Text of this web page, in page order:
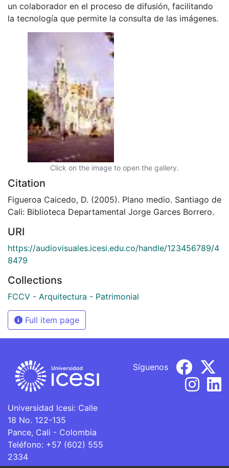
un colaborador en el proceso de difusión, facilitando
la tecnología que permite la consulta de las imágenes.
Click on the image to open the gallery.
Citation
Figueroa Caicedo, D. (2005). Plano medio. Santiago de
Cali: Biblioteca Departamental Jorge Garces Borrero.
URI
https://audiovisuales.icesi.edu.co/handle/123456789/4
8479
Collections
FCCV - Arquitectura - Patrimonial
Full item page
Universidad Icesi: Calle
18 No. 122-135
Pance, Cali - Colombia
Teléfono: +57 (602) 555
2334
Síguenos